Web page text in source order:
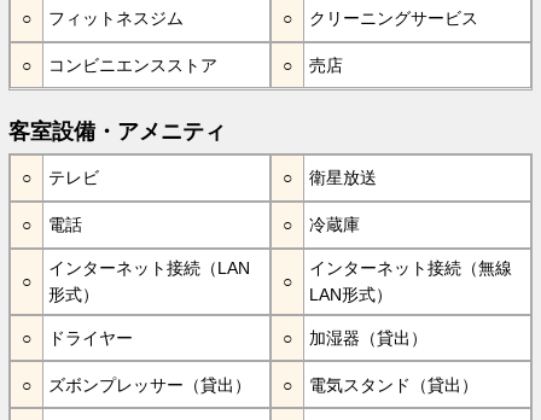
フィットネスジム クリーニングサービス
コンビニエンスストア 売店
客室設備・アメニティ
テレビ 衛星放送
電話 冷蔵庫
インターネット接続（LAN
形式）
インターネット接続（無線
LAN形式）
ドライヤー 加湿器（貸出）
ズボンプレッサー（貸出） 電気スタンド（貸出）